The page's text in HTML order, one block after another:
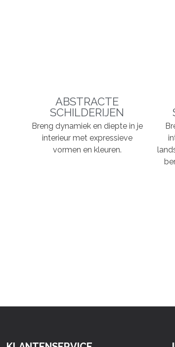
ABSTRACTE
SCHILDERIJEN
Breng dynamiek en diepte in je
interieur met expressieve
vormen en kleuren.